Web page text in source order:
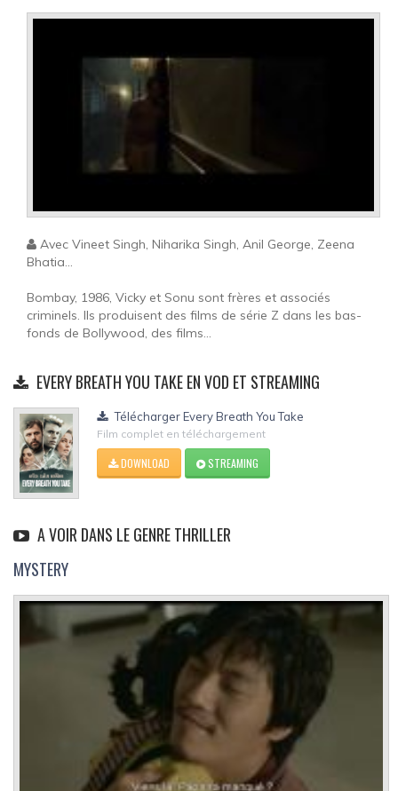
Avec Vineet Singh, Niharika Singh, Anil George, Zeena
Bhatia...
Bombay, 1986, Vicky et Sonu sont frères et associés
criminels. Ils produisent des films de série Z dans les bas-
fonds de Bollywood, des films...
EVERY BREATH YOU TAKE EN VOD ET STREAMING
Télécharger Every Breath You Take
Film complet en téléchargement
DOWNLOAD STREAMING
A VOIR DANS LE GENRE THRILLER
MYSTERY